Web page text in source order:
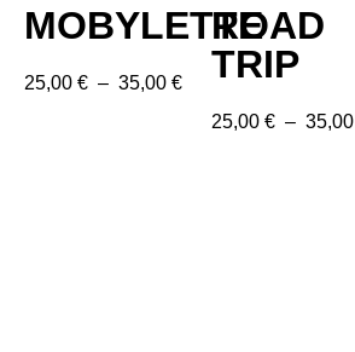
MOBYLETTE
25,00 € – 35,00 €
ROAD
TRIP
25,00 € – 35,00